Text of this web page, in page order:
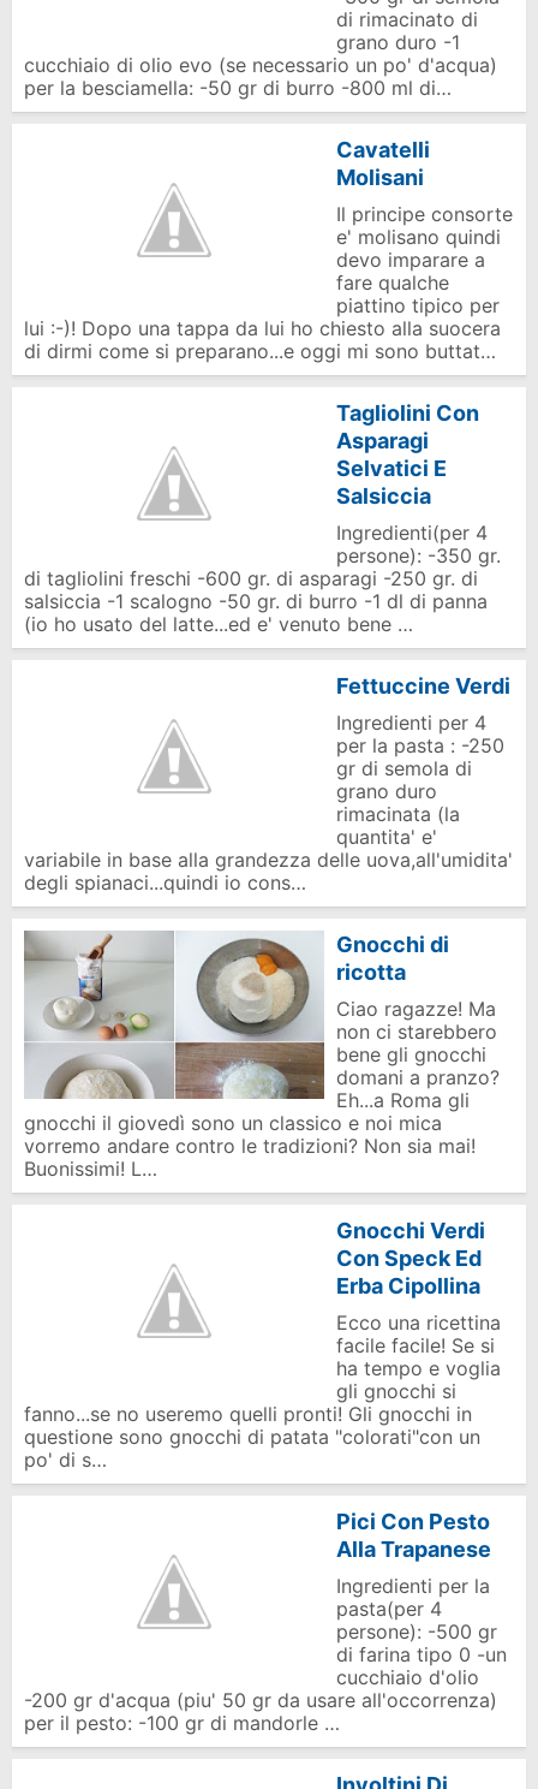
di rimacinato di
grano duro -1
cucchiaio di olio evo (se necessario un po' d'acqua)
per la besciamella: -50 gr di burro -800 ml di…
Cavatelli
Molisani
Il principe consorte
e' molisano quindi
devo imparare a
fare qualche
piattino tipico per
lui :-)! Dopo una tappa da lui ho chiesto alla suocera
di dirmi come si preparano...e oggi mi sono buttat…
Tagliolini Con
Asparagi
Selvatici E
Salsiccia
Ingredienti(per 4
persone): -350 gr.
di tagliolini freschi -600 gr. di asparagi -250 gr. di
salsiccia -1 scalogno -50 gr. di burro -1 dl di panna
(io ho usato del latte...ed e' venuto bene …
Fettuccine Verdi
Ingredienti per 4
per la pasta : -250
gr di semola di
grano duro
rimacinata (la
quantita' e'
variabile in base alla grandezza delle uova,all'umidita'
degli spianaci...quindi io cons…
Gnocchi di
ricotta
Ciao ragazze! Ma
non ci starebbero
bene gli gnocchi
domani a pranzo?
Eh...a Roma gli
gnocchi il giovedì sono un classico e noi mica
vorremo andare contro le tradizioni? Non sia mai!
Buonissimi! L…
Gnocchi Verdi
Con Speck Ed
Erba Cipollina
Ecco una ricettina
facile facile! Se si
ha tempo e voglia
gli gnocchi si
fanno...se no useremo quelli pronti! Gli gnocchi in
questione sono gnocchi di patata "colorati"con un
po' di s…
Pici Con Pesto
Alla Trapanese
Ingredienti per la
pasta(per 4
persone): -500 gr
di farina tipo 0 -un
cucchiaio d'olio
-200 gr d'acqua (piu' 50 gr da usare all'occorrenza)
per il pesto: -100 gr di mandorle …